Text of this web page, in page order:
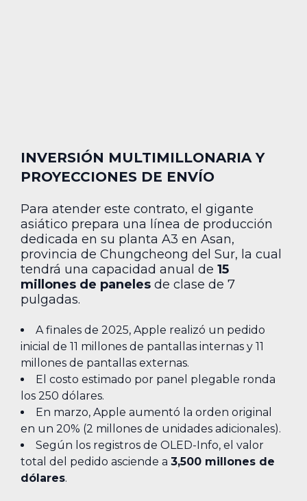
INVERSIÓN MULTIMILLONARIA Y
PROYECCIONES DE ENVÍO
Para atender este contrato, el gigante
asiático prepara una línea de producción
dedicada en su planta A3 en Asan,
provincia de Chungcheong del Sur, la cual
tendrá una capacidad anual de 15
millones de paneles de clase de 7
pulgadas.
A finales de 2025, Apple realizó un pedido
inicial de 11 millones de pantallas internas y 11
millones de pantallas externas.
El costo estimado por panel plegable ronda
los 250 dólares.
En marzo, Apple aumentó la orden original
en un 20% (2 millones de unidades adicionales).
Según los registros de OLED-Info, el valor
total del pedido asciende a 3,500 millones de
dólares.